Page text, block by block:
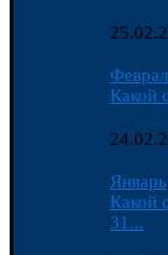
Какой
Январь
Какой
31...